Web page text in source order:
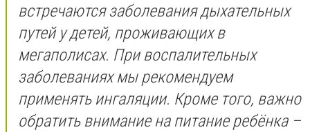
встречаются заболевания дыхательных
путей у детей, проживающих в
мегаполисах. При воспалительных
заболеваниях мы рекомендуем
применять ингаляции. Кроме того, важно
обратить внимание на питание ребёнка –